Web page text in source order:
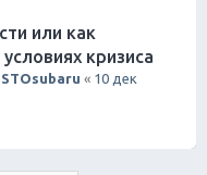
или как
кризиса
STOsubaru « 10 дек